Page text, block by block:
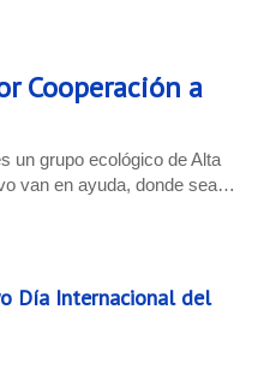
Cooperación a
un grupo ecológico de Alta
van en ayuda, donde sea…
Día Internacional del